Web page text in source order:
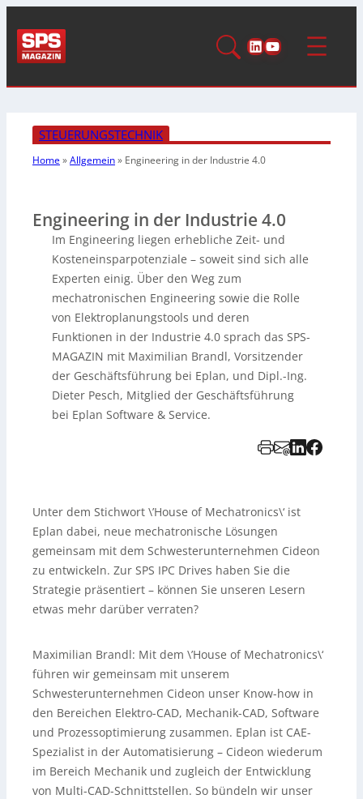
LinkedIn
YouTube
STEUERUNGSTECHNIK
Home»Allgemein» Engineering in der Industrie 4.0
Engineering in der Industrie 4.0
Im Engineering liegen erhebliche Zeit- und
Kosteneinsparpotenziale – soweit sind sich alle
Experten einig. Über den Weg zum
mechatronischen Engineering sowie die Rolle
von Elektroplanungstools und deren
Funktionen in der Industrie 4.0 sprach das SPS-
MAGAZIN mit Maximilian Brandl, Vorsitzender
der Geschäftsführung bei Eplan, und Dipl.-Ing.
Dieter Pesch, Mitglied der Geschäftsführung
bei Eplan Software & Service.
Unter dem Stichwort \’House of Mechatronics\‘ ist
Eplan dabei, neue mechatronische Lösungen
gemeinsam mit dem Schwesterunternehmen Cideon
zu entwickeln. Zur SPS IPC Drives haben Sie die
Strategie präsentiert – können Sie unseren Lesern
etwas mehr darüber verraten?
Maximilian Brandl: Mit dem \’House of Mechatronics\‘
führen wir gemeinsam mit unserem
Schwesterunternehmen Cideon unser Know-how in
den Bereichen Elektro-CAD, Mechanik-CAD, Software
und Prozessoptimierung zusammen. Eplan ist CAE-
Spezialist in der Automatisierung – Cideon wiederum
im Bereich Mechanik und zugleich der Entwicklung
von Multi-CAD-Schnittstellen. So bündeln wir unser